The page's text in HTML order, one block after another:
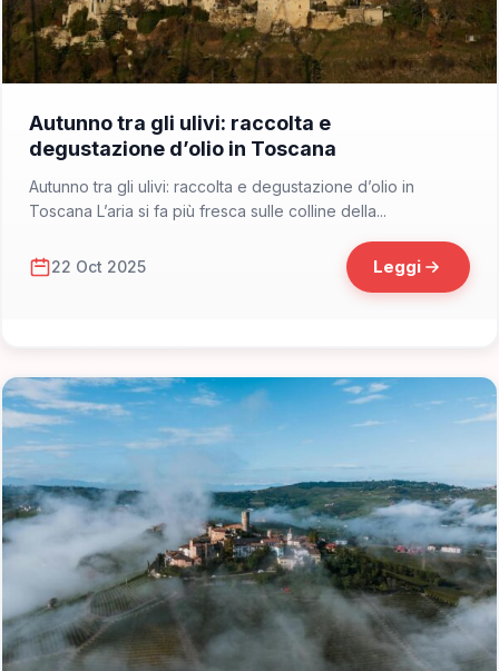
Autunno tra gli ulivi: raccolta e
degustazione d’olio in Toscana
Autunno tra gli ulivi: raccolta e degustazione d’olio in
Toscana L’aria si fa più fresca sulle colline della...
22 Oct 2025 Leggi